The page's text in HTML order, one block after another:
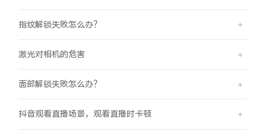
指纹解锁失败怎么办？
激光对相机的危害
面部解锁失败怎么办？
抖音观看直播场景，观看直播时卡顿